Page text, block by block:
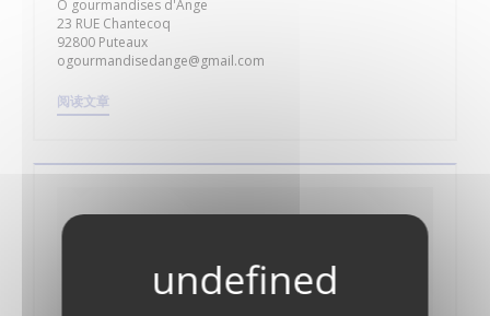
O gourmandises d'Ange
23 RUE Chantecoq
92800 Puteaux
ogourmandisedange@gmail.com
阅读文章((在新窗口中打开))